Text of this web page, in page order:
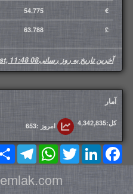
€
54.775
£
63.788
آخرین تاریخ به روز رسانی08 August, 11:48
آمار
امروز :653 کل:4,342,835
Facebook
LinkedIn
Twitter
WhatsApp
Telegram
Share